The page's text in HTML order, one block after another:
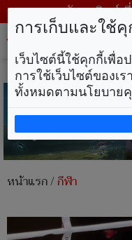
วันอาทิตย์
หน้าแรก/กีฬา
การเก็บและใช้คุ
เว็บไซต์นี้ใช้คุกกี้เพื่อ
การใช้เว็บไซต์ของเ
ทั้งหมดตามนโยบายคุ